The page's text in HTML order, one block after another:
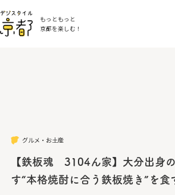
もっともっと
京都を楽しむ！
グルメ・お土産
【鉄板魂 3104ん家】大分出身
す“本格焼酎に合う鉄板焼き”を食